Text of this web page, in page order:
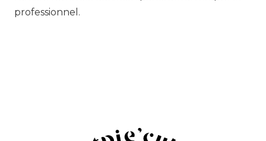
professionnel.